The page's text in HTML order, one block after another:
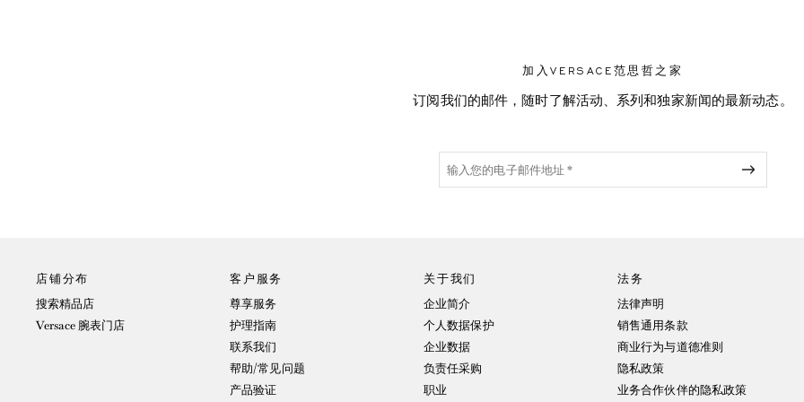
加入VERSACE范思哲之家
订阅我们的邮件，随时了解活动、系列和独家新闻的最新动态。
店铺分布
搜索精品店
Versace 腕表门店
客户服务
尊享服务
护理指南
联系我们
帮助/常见问题
产品验证
关于我们
企业简介
个人数据保护
企业数据
负责任采购
职业
法务
法律声明
销售通用条款
商业行为与道德准则
隐私政策
业务合作伙伴的隐私政策